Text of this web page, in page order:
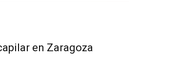
en Zaragoza